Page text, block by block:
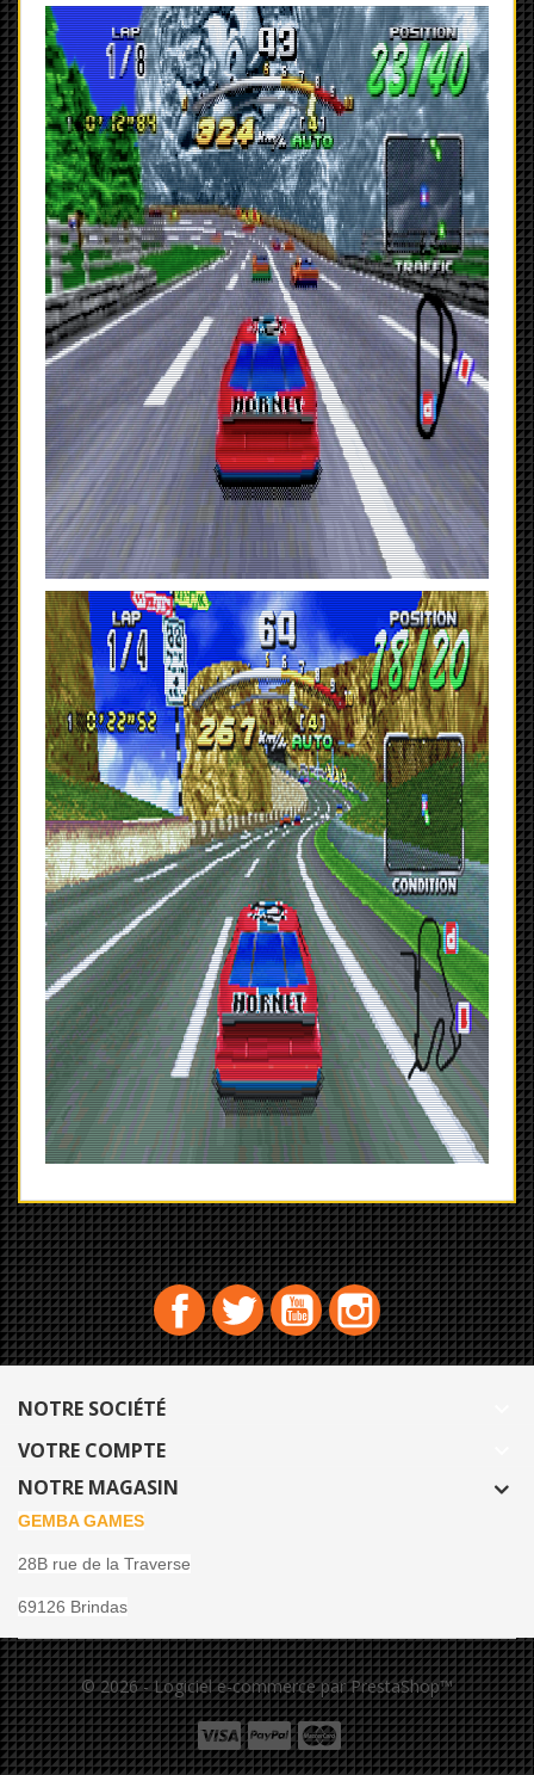
FacebookTwitterYouTubeInstagram
NOTRE SOCIÉTÉ
VOTRE COMPTE
NOTRE MAGASIN
GEMBA GAMES
28B rue de la Traverse
69126 Brindas
© 2026 - Logiciel e-commerce par PrestaShop™